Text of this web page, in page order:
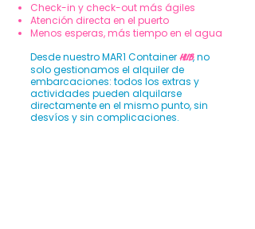
Check-in y check-out más ágiles
Atención directa en el puerto
Menos esperas, más tiempo en el agua​
Desde nuestro MAR1 Container Hub, no
solo gestionamos el alquiler de
embarcaciones: todos los extras y
actividades pueden alquilarse
directamente en el mismo punto, sin
desvíos y sin complicaciones.